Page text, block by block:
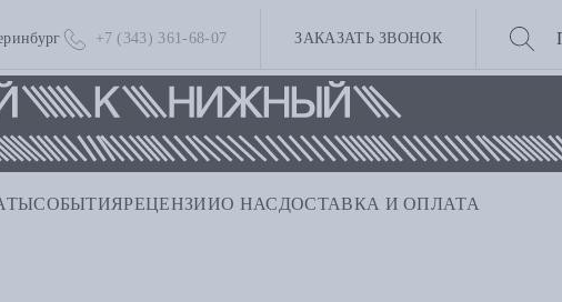
+7 (343) 361-68-07 ЗАКАЗАТЬ ЗВОНОК
СОБЫТИЯРЕЦЕНЗИИО НАС ДОСТАВКА И ОПЛАТА